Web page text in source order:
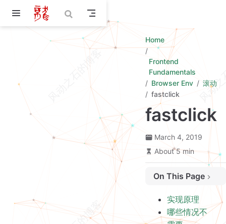
Skip to main content
Home
Frontend
Fundamentals
Browser Env
滚动
fastclick
fastclick
March 4, 2019
About 5 min
On This Page
哪些情况不需要 fastclick
存在的问题
实现原理
哪些情况不